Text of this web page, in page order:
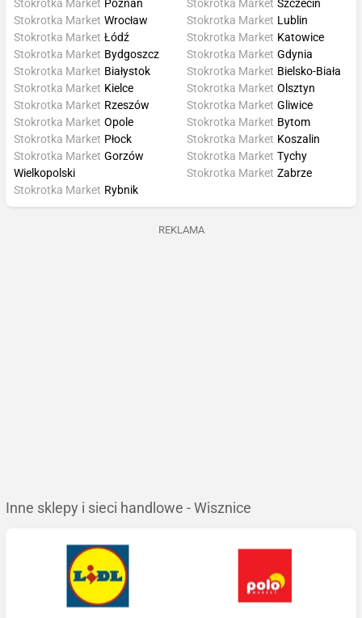
Stokrotka Market Poznań
Stokrotka Market Wrocław
Stokrotka Market Łódź
Stokrotka Market Szczecin
Stokrotka Market Lublin
Stokrotka Market Katowice
Stokrotka Market Bydgoszcz
Stokrotka Market Białystok
Stokrotka Market Kielce
Stokrotka Market Rzeszów
Stokrotka Market Gdynia
Stokrotka Market Bielsko-Biała
Stokrotka Market Olsztyn
Stokrotka Market Gliwice
Stokrotka Market Opole
Stokrotka Market Płock
Stokrotka Market Gorzów
Wielkopolski
Stokrotka Market Rybnik
Stokrotka Market Bytom
Stokrotka Market Koszalin
Stokrotka Market Tychy
Stokrotka Market Zabrze
REKLAMA
Inne sklepy i sieci handlowe - Wisznice